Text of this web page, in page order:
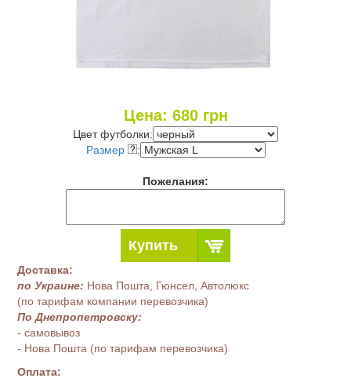
Цена: 680грн
Цвет футболки:
Размер
:
Пожелания:
Купить
Доставка:
по Украине: Нова Пошта, Гюнсел, Автолюкс
(по тарифам компании перевозчика)
По Днепропетровску:
- самовывоз
- Нова Пошта (по тарифам перевозчика)
Оплата: